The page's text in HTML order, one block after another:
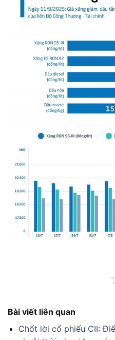
Bài viết liên quan
Chốt lời cổ phiếu CII: